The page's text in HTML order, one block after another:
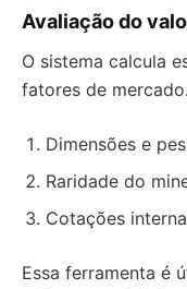
Avaliação do
O sistema calcula
fatores de
Dimensões e
Raridade do
Cotações
Essa ferramenta é